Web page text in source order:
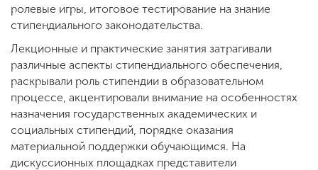
ролевые игры, итоговое тестирование на знание
стипендиального законодательства.
Лекционные и практические занятия затрагивали
различные аспекты стипендиального обеспечения,
раскрывали роль стипендии в образовательном
процессе, акцентировали внимание на особенностях
назначения государственных академических и
социальных стипендий, порядке оказания
материальной поддержки обучающимся. На
дискуссионных площадках представители